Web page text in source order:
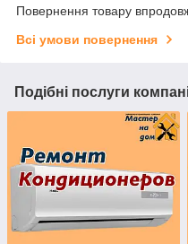
Повернення товару
Всі умови повернення
Подібні послуги